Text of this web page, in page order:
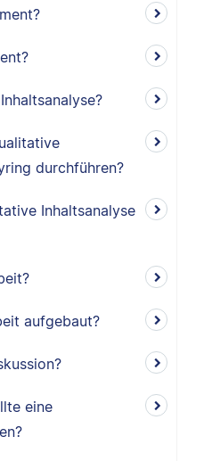
durchführen?
Inhaltsanalyse
aufgebaut?
eine